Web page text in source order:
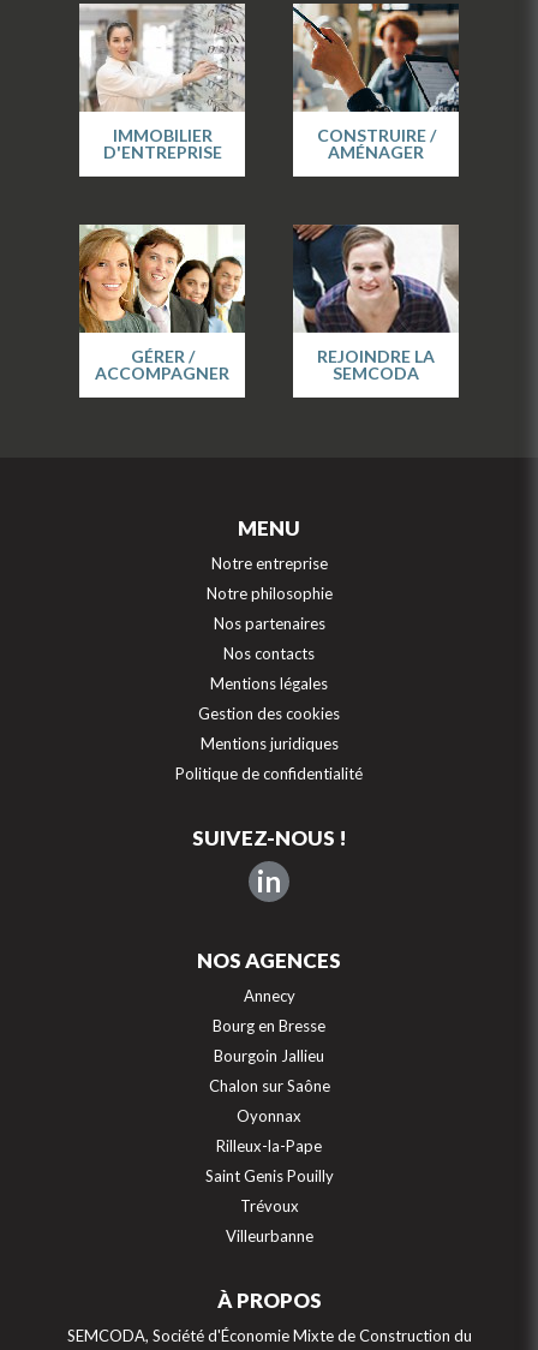
IMMOBILIER
D'ENTREPRISE
CONSTRUIRE /
AMÉNAGER
GÉRER /
ACCOMPAGNER
REJOINDRE LA
SEMCODA
MENU
Notre entreprise
Notre philosophie
Nos partenaires
Nos contacts
Mentions légales
Gestion des cookies
Mentions juridiques
Politique de confidentialité
SUIVEZ-NOUS !
in
NOS AGENCES
Annecy
Bourg en Bresse
Bourgoin Jallieu
Chalon sur Saône
Oyonnax
Rilleux-la-Pape
Saint Genis Pouilly
Trévoux
Villeurbanne
À PROPOS
SEMCODA, Société d'Économie Mixte de Construction du